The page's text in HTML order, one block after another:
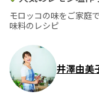
モロッコの味をご家
味料のレシピ
井澤由美